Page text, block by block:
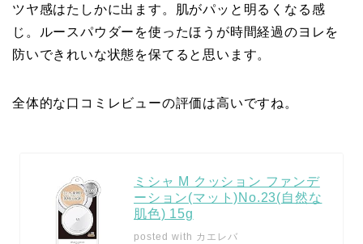
ツヤ感はたしかに出ます。肌がパッと明るくなる感
じ。ルースパウダーを使ったほうが時間経過のヨレを
防いできれいな状態を保てると思います。
全体的な口コミレビューの評価は高いですね。
ミシャ M クッション ファンデ
ーション(マット)No.23(自然な
肌色) 15g
posted with カエレバ